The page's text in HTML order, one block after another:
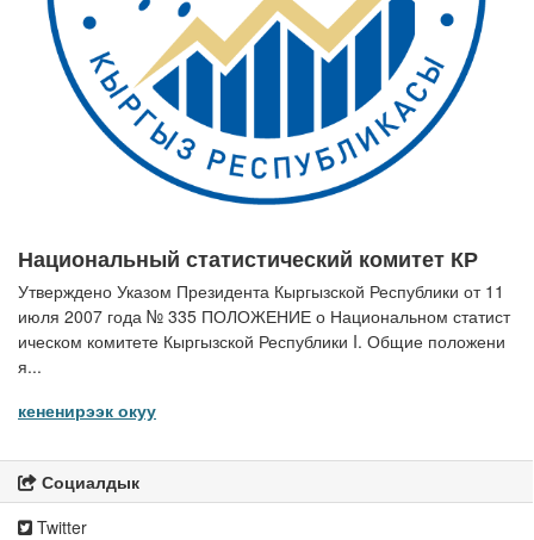
Национальный статистический комитет КР
Утверждено Указом Президента Кыргызской Республики от 11
июля 2007 года № 335 ПОЛОЖЕНИЕ о Национальном статист
ическом комитете Кыргызской Республики I. Общие положени
я...
кененирээк окуу
Социалдык
Twitter